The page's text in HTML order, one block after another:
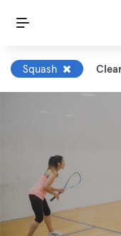
Squash Clear